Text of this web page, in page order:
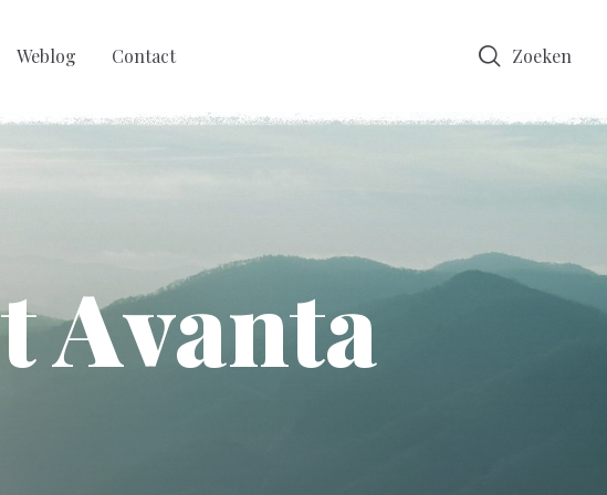
Weblog Contact Zoeken
Avanta